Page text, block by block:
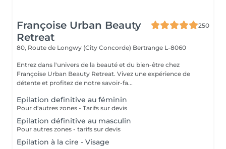
Françoise Urban Beauty
Retreat
250
80, Route de Longwy (City Concorde) Bertrange L-8060
Entrez dans l'univers de la beauté et du bien-être chez
Françoise Urban Beauty Retreat. Vivez une expérience de
détente et profitez de notre savoir-fa...
Epilation definitive au féminin
Pour d'autres zones - Tarifs sur devis
Epilation définitive au masculin
Pour autres zones - tarifs sur devis
Epilation à la cire - Visage